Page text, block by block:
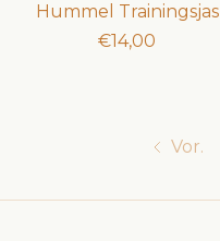
Hummel Trainingsjas
€14,00
Vor.